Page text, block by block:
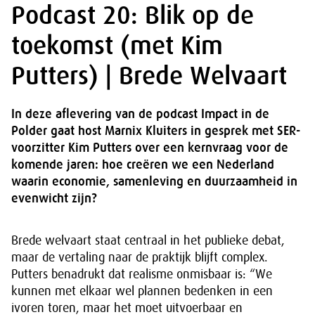
Podcast 20: Blik op de
toekomst (met Kim
Putters) | Brede Welvaart
In deze aflevering van de podcast Impact in de
Polder gaat host Marnix Kluiters in gesprek met SER-
voorzitter Kim Putters over een kernvraag voor de
komende jaren: hoe creëren we een Nederland
waarin economie, samenleving en duurzaamheid in
evenwicht zijn?
Brede welvaart staat centraal in het publieke debat,
maar de vertaling naar de praktijk blijft complex.
Putters benadrukt dat realisme onmisbaar is: “We
kunnen met elkaar wel plannen bedenken in een
ivoren toren, maar het moet uitvoerbaar en